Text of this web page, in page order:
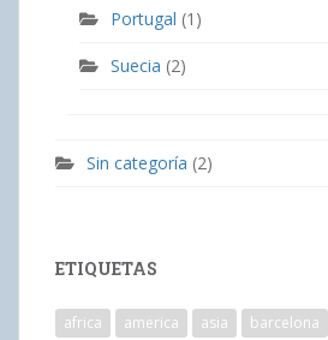
Portugal (1)
Suecia (2)
Sin categoría (2)
ETIQUETAS
africa america asia barcelona